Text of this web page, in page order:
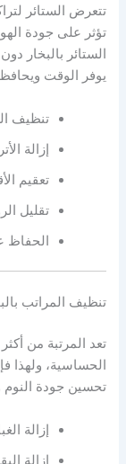
تتعرض الستائر
تؤثر على جودة
الستائر بالبخار
يوفر الوقت
تنظيف
إزالة
تعقيم
تقليل
الحفاظ
تنظيف المراتب
تعد المرتبة من
الحساسية، ولهذا
تحسين جودة
إزالة
إزالة